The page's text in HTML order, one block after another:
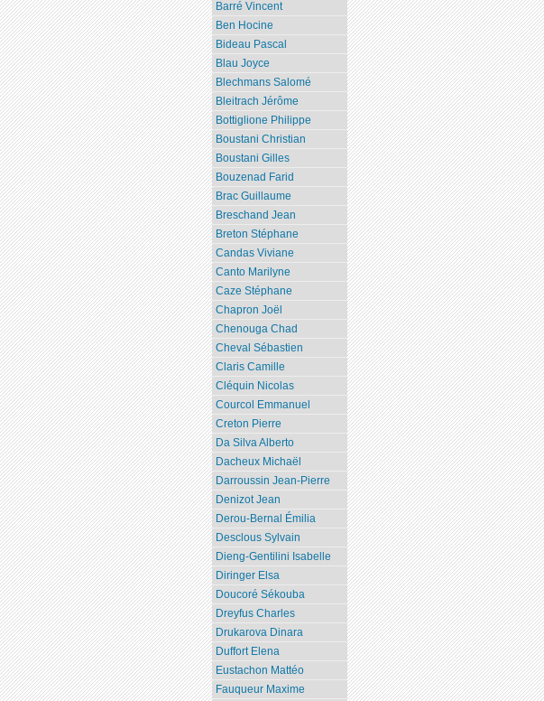
Barré Vincent
Ben Hocine
Bideau Pascal
Blau Joyce
Blechmans Salomé
Bleitrach Jérôme
Bottiglione Philippe
Boustani Christian
Boustani Gilles
Bouzenad Farid
Brac Guillaume
Breschand Jean
Breton Stéphane
Candas Viviane
Canto Marilyne
Caze Stéphane
Chapron Joël
Chenouga Chad
Cheval Sébastien
Claris Camille
Cléquin Nicolas
Courcol Emmanuel
Creton Pierre
Da Silva Alberto
Dacheux Michaël
Darroussin Jean-Pierre
Denizot Jean
Derou-Bernal Émilia
Desclous Sylvain
Dieng-Gentilini Isabelle
Diringer Elsa
Doucoré Sékouba
Dreyfus Charles
Drukarova Dinara
Duffort Elena
Eustachon Mattéo
Fauqueur Maxime